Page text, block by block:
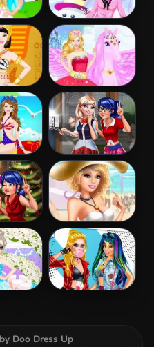
Bride
Up
Barbie Winter
Dress Up
Dress
Barbie And The
Pegasus
Up
Ladybug Elsa
College Fashion
And Barbies Sexy
Bikini Beach
Doo Dress Up